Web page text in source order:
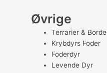
Øvrige
Terrarier & Borde
Krybdyrs Foder
Foderdyr
Levende Dyr